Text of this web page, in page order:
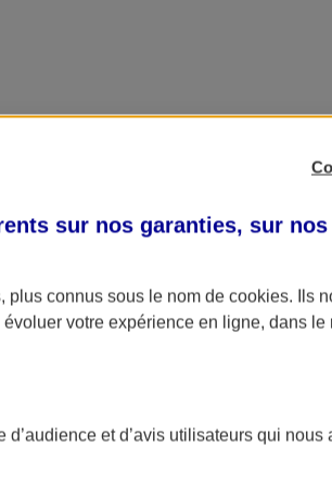
L'application AXA
sur nos garanties, sur nos
plus connus sous le nom de cookies. Ils
votre expérience en ligne, dans le
d’audience et d’avis utilisateurs qui